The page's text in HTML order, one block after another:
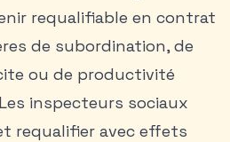
requalifiable en contrat
de subordination, de
ou de productivité
inspecteurs sociaux
requalifier avec effets